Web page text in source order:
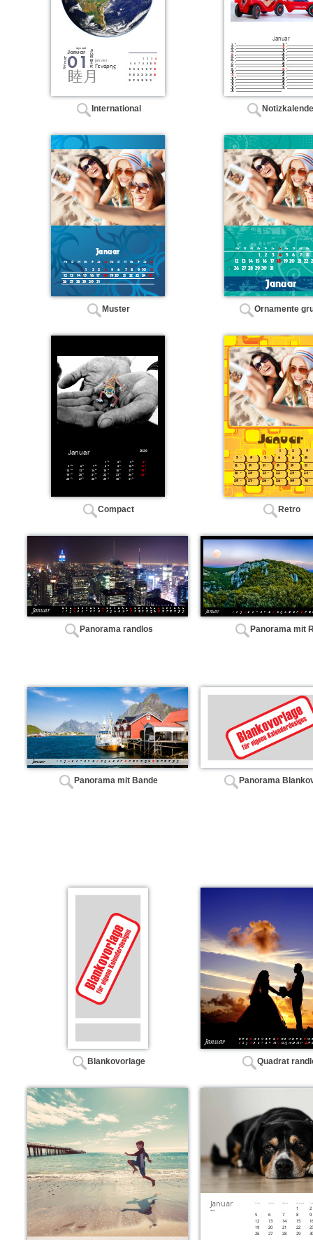
International
Muster Ornamente
Compact Retro
Panorama randlos Panorama mit
Panorama mit Bande Panorama
Blankovorlage Quadrat